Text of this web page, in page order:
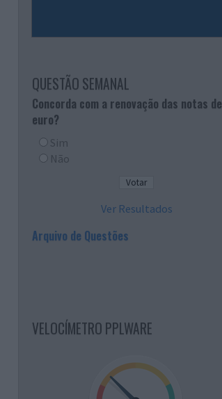
QUESTÃO SEMANAL
Concorda com a renovação das notas de
euro?
Sim
Não
Ver Resultados
Arquivo de Questões
VELOCÍMETRO PPLWARE